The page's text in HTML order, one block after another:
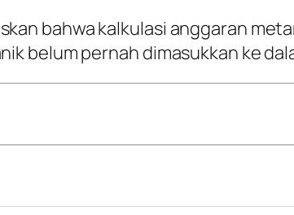
bahwa kalkulasi anggaran
belum pernah dimasukkan ke